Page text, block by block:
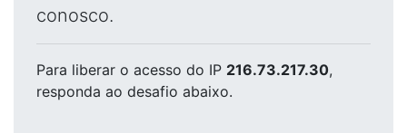
conosco.
Para liberar o acesso do IP 216.73.217.30,
responda ao desafio abaixo.